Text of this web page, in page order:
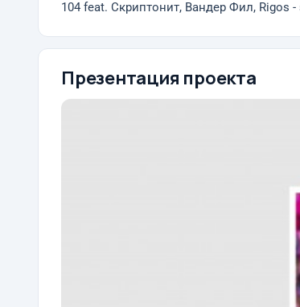
104 feat. Скриптонит, Вандер Фил, Rigos
Презентация проекта